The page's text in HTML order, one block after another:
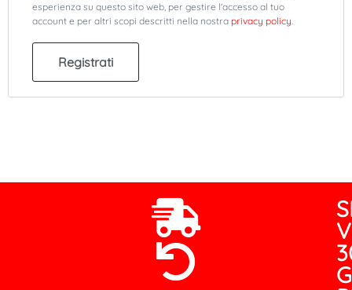
esperienza su questo sito web, per gestire l'accesso al tuo
account e per altri scopi descritti nella nostra privacy policy.
Registrati